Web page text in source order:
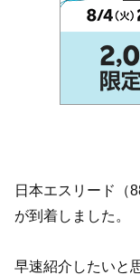
日本エスリード（
が到着しました。
早速紹介したいと